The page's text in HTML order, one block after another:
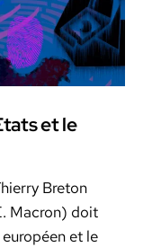
et le
Bre­ton
Macron) doit
et le